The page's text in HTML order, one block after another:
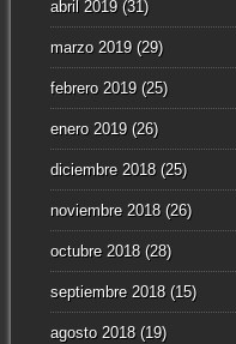
abril 2019(31)
marzo 2019(29)
febrero 2019(25)
enero 2019(26)
diciembre 2018(25)
noviembre 2018(26)
octubre 2018(28)
septiembre 2018(15)
agosto 2018(19)